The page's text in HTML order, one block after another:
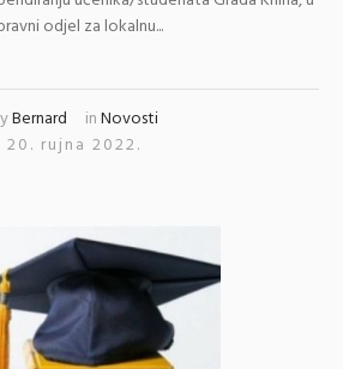
odjel za lokalnu...
Bernard inNovosti
20. rujna 2022.